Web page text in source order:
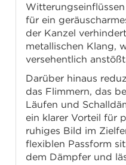
für ein
der Kanzel
metallischen Klang,
versehentlich
Darüber hinaus
das Flimmern, das
Läufen und
ein klarer Vorteil für
ruhiges Bild im
flexiblen Passform
dem Dämpfer und